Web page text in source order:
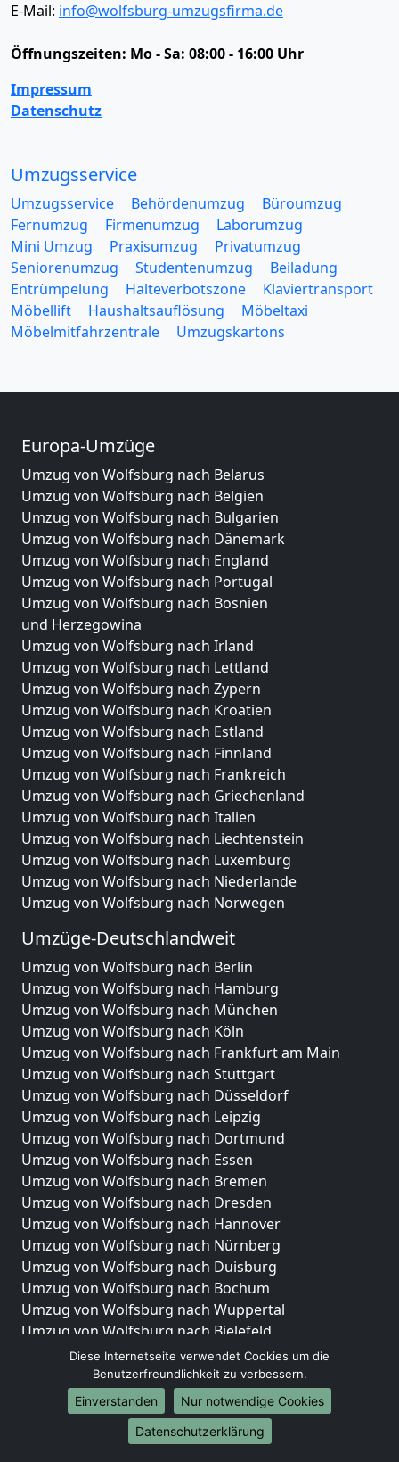
E-Mail: info@wolfsburg-umzugsfirma.de
Öffnungszeiten: Mo - Sa: 08:00 - 16:00 Uhr
Impressum
Datenschutz
Umzugsservice
Umzugsservice Behördenumzug
Büroumzug
Fernumzug
Firmenumzug
Laborumzug
Mini Umzug
Praxisumzug
Privatumzug
Seniorenumzug
Studentenumzug
Beiladung
Entrümpelung
Halteverbotszone
Klaviertransport
Möbellift
Haushaltsauflösung
Möbeltaxi
Möbelmitfahrzentrale
Umzugskartons
Europa-Umzüge
Umzug von Wolfsburg nach Belarus
Umzug von Wolfsburg nach Belgien
Umzug von Wolfsburg nach Bulgarien
Umzug von Wolfsburg nach Dänemark
Umzug von Wolfsburg nach England
Umzug von Wolfsburg nach Portugal
Umzug von Wolfsburg nach Bosnien
und Herzegowina
Umzug von Wolfsburg nach Irland
Umzug von Wolfsburg nach Lettland
Umzug von Wolfsburg nach Zypern
Umzug von Wolfsburg nach Kroatien
Umzug von Wolfsburg nach Estland
Umzug von Wolfsburg nach Finnland
Umzug von Wolfsburg nach Frankreich
Umzug von Wolfsburg nach Griechenland
Umzug von Wolfsburg nach Italien
Umzug von Wolfsburg nach Liechtenstein
Umzug von Wolfsburg nach Luxemburg
Umzug von Wolfsburg nach Niederlande
Umzug von Wolfsburg nach Norwegen
Umzüge-Deutschlandweit
Umzug von Wolfsburg nach Berlin
Umzug von Wolfsburg nach Hamburg
Umzug von Wolfsburg nach München
Umzug von Wolfsburg nach Köln
Umzug von Wolfsburg nach Frankfurt am Main
Umzug von Wolfsburg nach Stuttgart
Umzug von Wolfsburg nach Düsseldorf
Umzug von Wolfsburg nach Leipzig
Umzug von Wolfsburg nach Dortmund
Umzug von Wolfsburg nach Essen
Umzug von Wolfsburg nach Bremen
Umzug von Wolfsburg nach Dresden
Umzug von Wolfsburg nach Hannover
Umzug von Wolfsburg nach Nürnberg
Umzug von Wolfsburg nach Duisburg
Umzug von Wolfsburg nach Bochum
Umzug von Wolfsburg nach Wuppertal
Umzug von Wolfsburg nach Bielefeld
Umzug von Wolfsburg nach Bonn
Umzug von Wolfsburg nach Münster
Internationale-Umzüge
Umzug von Wolfsburg nach Brasilien
Diese Internetseite verwendet Cookies um die
Benutzerfreundlichkeit zu verbessern.
Einverstanden
Nur notwendige Cookies
Datenschutzerklärung